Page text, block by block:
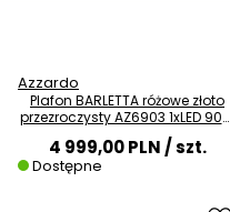
Azzardo
Plafon BARLETTA różowe złoto
przezroczysty AZ6903 1xLED 90W
3000K ściemnialny
4 999,00 PLN/ szt.
Dostępne